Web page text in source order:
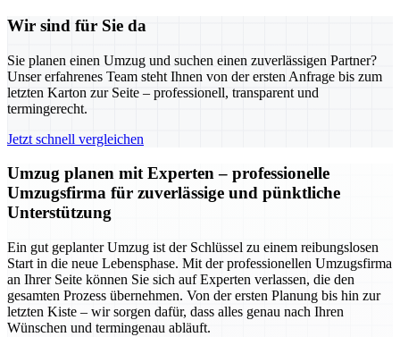
Wir sind für Sie da
Sie planen einen Umzug und suchen einen zuverlässigen Partner?
Unser erfahrenes Team steht Ihnen von der ersten Anfrage bis zum
letzten Karton zur Seite – professionell, transparent und
termingerecht.
Jetzt schnell vergleichen
Umzug planen mit Experten – professionelle
Umzugsfirma für zuverlässige und pünktliche
Unterstützung
Ein gut geplanter Umzug ist der Schlüssel zu einem reibungslosen
Start in die neue Lebensphase. Mit der professionellen Umzugsfirma
an Ihrer Seite können Sie sich auf Experten verlassen, die den
gesamten Prozess übernehmen. Von der ersten Planung bis hin zur
letzten Kiste – wir sorgen dafür, dass alles genau nach Ihren
Wünschen und termingenau abläuft.